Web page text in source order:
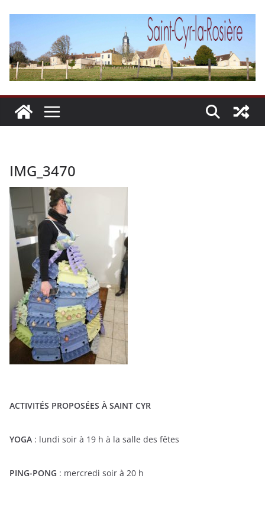
contenu
IMG_3470
ACTIVITÉS PROPOSÉES À SAINT CYR
YOGA : lundi soir à 19 h à la salle des fêtes
PING-PONG : mercredi soir à 20 h